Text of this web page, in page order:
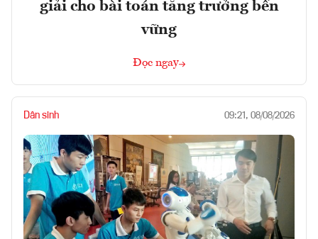
giải cho bài toán tăng trưởng bền
vững
Đọc ngay
Dân sinh 09:21, 08/08/2026